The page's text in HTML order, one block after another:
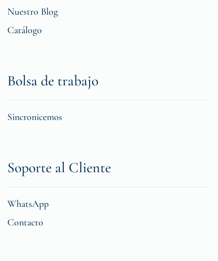
Nuestro Blog
Catálogo
Bolsa de trabajo
Sincronicemos
Soporte al Cliente
WhatsApp
Contacto